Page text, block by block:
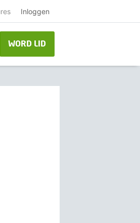
Inloggen
WORD LID